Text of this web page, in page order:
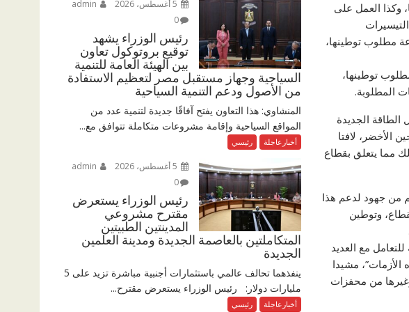
وكذا العمل على
المهم، باعتباره قاطرة للاقتصاد المصري، مشيراً إلى أنه تم تحديد نحو 152 صناعة مطلوب توطينها،
توطينها،
المطلوبة.
الطاقة الجديدة
الأخضر، لافتا
مما يتعلق بقطاع
من جهود لدعم هذا
وتوطين
مع العديد
مشيدا
من محفزات
0
رئيس الوزراء يشهد
توقيع بروتوكول تعاون
بين الهيئة العامة للتنمية
السياحية وجهاز مستقبل مصر لتعظيم الاستفادة
من الأصول ودعم التنمية السياحية
المنشاوي: هذا التعاون يفتح آفاقًا جديدة لتنمية عدد من
المواقع السياحية وإقامة مشروعات متكاملة تتوافق مع...
أخبارعاجلة رئيسي
0
رئيس الوزراء يستعرض
مقترح مشروعي
المدينتين الطبيتين
المتكاملتين بالعاصمة الجديدة ومدينة العلمين
الجديدة
ينفذهما تحالف عالمي باستثمارات أجنبية مباشرة تزيد على 5
مليارات دولار: رئيس الوزراء يستعرض مقترح...
أخبارعاجلة رئيسي